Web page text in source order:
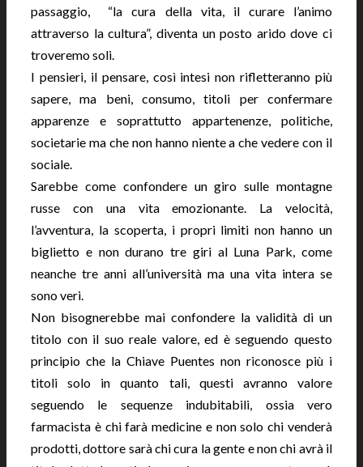
passaggio, “la cura della vita, il curare l’animo
attraverso la cultura”, diventa un posto arido dove ci
troveremo soli.
I pensieri, il pensare, così intesi non rifletteranno più
sapere, ma beni, consumo, titoli per confermare
apparenze e soprattutto appartenenze, politiche,
societarie ma che non hanno niente a che vedere con il
sociale.
Sarebbe come confondere un giro sulle montagne
russe con una vita emozionante. La velocità,
l’avventura, la scoperta, i propri limiti non hanno un
biglietto e non durano tre giri al Luna Park, come
neanche tre anni all’università ma una vita intera se
sono veri.
Non bisognerebbe mai confondere la validità di un
titolo con il suo reale valore, ed è seguendo questo
principio che la Chiave Puentes non riconosce più i
titoli solo in quanto tali, questi avranno valore
seguendo le sequenze indubitabili, ossia vero
farmacista è chi farà medicine e non solo chi venderà
prodotti, dottore sarà chi cura la gente e non chi avrà il